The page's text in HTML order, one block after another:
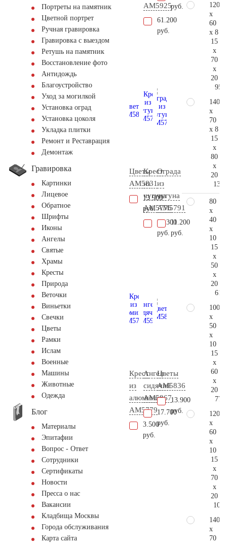
Портреты на памятник
Цветной портрет
Ручная гравировка
Гравировка с выездом
Ретушь на памятник
Восстановление фото
Антидождь
Благоустройство
Уход за могилкой
Установка оград
Установка цоколя
Укладка плитки
Ремонт и Реставрация
Демонтаж
Гравировка
Картинки
Лицевое
Обратное
Шрифты
Иконы
Ангелы
Святые
Храмы
Кресты
Природа
Веточки
Виньетки
Свечки
Цветы
Рамки
Ислам
Военные
Машины
Животные
Одежда
Блог
Материалы
Эпитафии
Вопрос - Ответ
Сотрудники
Сертификаты
Новости
Пресса о нас
Вакансии
Кладбища Москвы
Города обслуживания
Карта сайта
AM5925
61.200
руб.
руб.
Цветы
AM5831
13.900
руб.
Крест
из
чугуна
AM5776
25.300
руб.
Ограда
из
чугуна
AM5791
11.200
руб.
Крест
из
алюминия
AM5779
3.500
руб.
Ангел
сидячий
AM5967
17.700
руб.
Цветы
AM5836
13.900
руб.
120
x
60
x 8
15
x
70
x
20
140
x
70
x 8
15
x
80
x
20
80
x
40
x
10
15
x
50
x
20
100
x
50
x
10
15
x
60
x
20
120
x
60
x
10
15
x
70
x
20
140
x
70